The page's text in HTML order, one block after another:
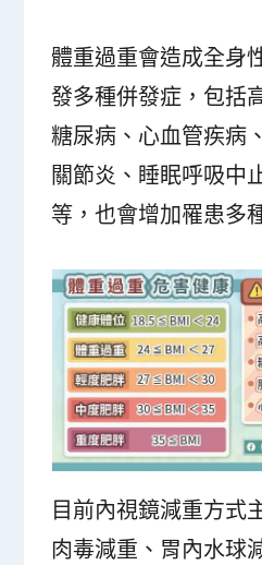
體重過重會造成全身
發多種併發症，包括
糖尿病、心血管疾病
關節炎、睡眠呼吸中
等，也會增加罹患多
目前內視鏡減重方式
肉毒減重、胃內水球